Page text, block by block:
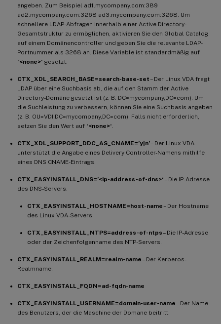
angeben. Zum Beispiel ad1.mycompany.com:389
ad2.mycompany.com:3268 ad3.mycompany.com:3268. Um
schnellere LDAP-Abfragen innerhalb einer Active Directory-
Gesamtstruktur zu ermöglichen, aktivieren Sie den Global Catalog
auf einem Domänencontroller und geben Sie die relevante LDAP-
Portnummer als 3268 an. Diese Variable ist standardmäßig auf
‘<none>‘ gesetzt.
CTX_XDL_SEARCH_BASE=search-base-set– Der Linux VDA fragt
LDAP über eine Suchbasis ab, die auf den Stamm der Active
Directory-Domäne gesetzt ist (z. B. DC=mycompany,DC=com). Um
die Suchleistung zu verbessern, können Sie eine Suchbasis angeben
(z. B. OU=VDI,DC=mycompany,DC=com). Falls nicht erforderlich,
setzen Sie den Wert auf ‘<none>‘
CTX_XDL_SUPPORT_DDC_AS_CNAME=’y|n’– Der Linux VDA
unterstützt die Angabe eines Delivery Controller-Namens mithilfe
eines DNS CNAME-Eintrags.
CTX_EASYINSTALL_DNS=’<ip-address-of-dns>‘– Die IP-Adresse
des DNS-Servers.
CTX_EASYINSTALL_HOSTNAME=host-name– Der Hostname
des Linux VDA-Servers.
CTX_EASYINSTALL_NTPS=address-of-ntps– Die IP-Adresse
oder der Zeichenfolgenname des NTP-Servers.
CTX_EASYINSTALL_REALM=realm-name– Der Kerberos-
Realmname.
CTX_EASYINSTALL_FQDN=ad-fqdn-name
CTX_EASYINSTALL_USERNAME=domain-user-name– Der Name
des Benutzers, der die Maschine der Domäne beitritt.